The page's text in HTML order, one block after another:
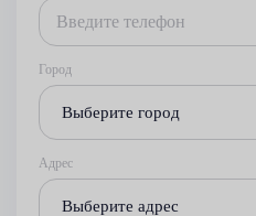
Город
Выберите город
Адрес
Выберите адрес